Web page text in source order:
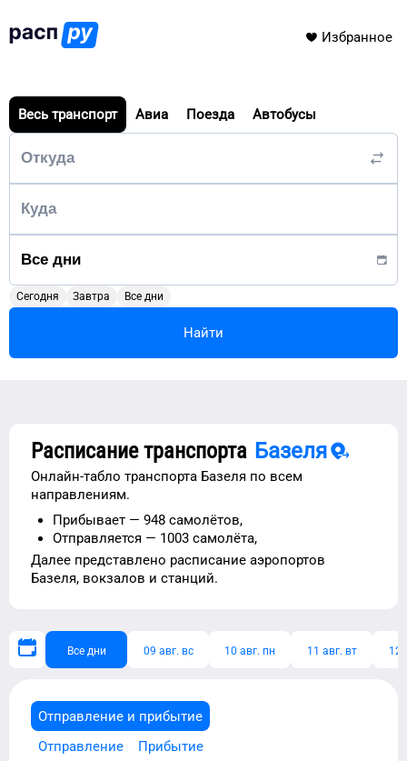
Избранное
Весь транспорт Авиа Поезда Автобусы
Сегодня Завтра Все дни
Найти
Расписание транспорта Базеля
Онлайн-табло транспорта Базеля по всем
направлениям.
Прибывает — 948 самолётов,
Отправляется — 1003 самолёта,
Далее представлено расписание аэропортов
Базеля, вокзалов и станций.
Все дни 09 авг. вс 10 авг. пн 11 авг. вт 12
Отправление и прибытие
Отправление
Прибытие